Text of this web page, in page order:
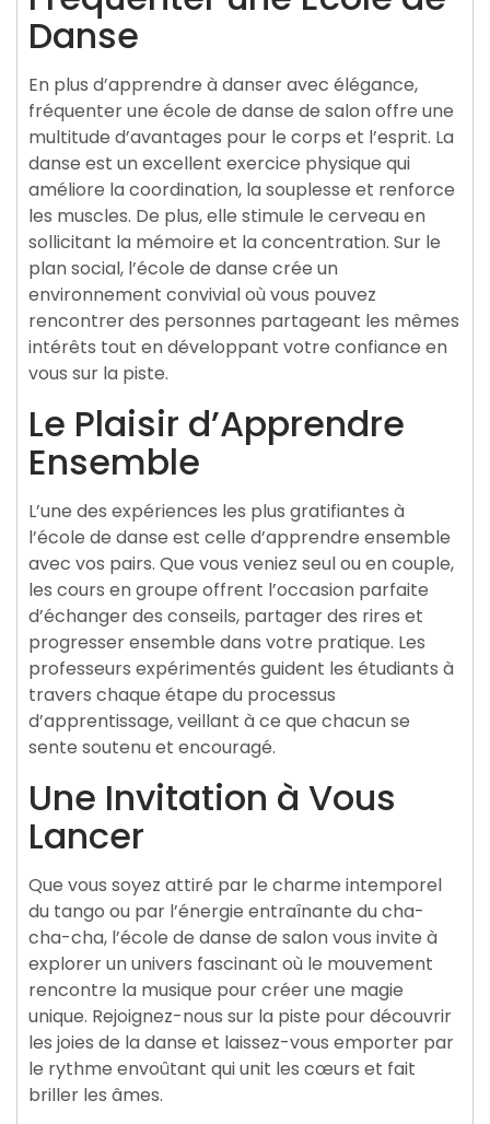
Danse
En plus d’apprendre à danser avec élégance,
fréquenter une école de danse de salon offre une
multitude d’avantages pour le corps et l’esprit. La
danse est un excellent exercice physique qui
améliore la coordination, la souplesse et renforce
les muscles. De plus, elle stimule le cerveau en
sollicitant la mémoire et la concentration. Sur le
plan social, l’école de danse crée un
environnement convivial où vous pouvez
rencontrer des personnes partageant les mêmes
intérêts tout en développant votre confiance en
vous sur la piste.
Le Plaisir d’Apprendre
Ensemble
L’une des expériences les plus gratifiantes à
l’école de danse est celle d’apprendre ensemble
avec vos pairs. Que vous veniez seul ou en couple,
les cours en groupe offrent l’occasion parfaite
d’échanger des conseils, partager des rires et
progresser ensemble dans votre pratique. Les
professeurs expérimentés guident les étudiants à
travers chaque étape du processus
d’apprentissage, veillant à ce que chacun se
sente soutenu et encouragé.
Une Invitation à Vous
Lancer
Que vous soyez attiré par le charme intemporel
du tango ou par l’énergie entraînante du cha-
cha-cha, l’école de danse de salon vous invite à
explorer un univers fascinant où le mouvement
rencontre la musique pour créer une magie
unique. Rejoignez-nous sur la piste pour découvrir
les joies de la danse et laissez-vous emporter par
le rythme envoûtant qui unit les cœurs et fait
briller les âmes.